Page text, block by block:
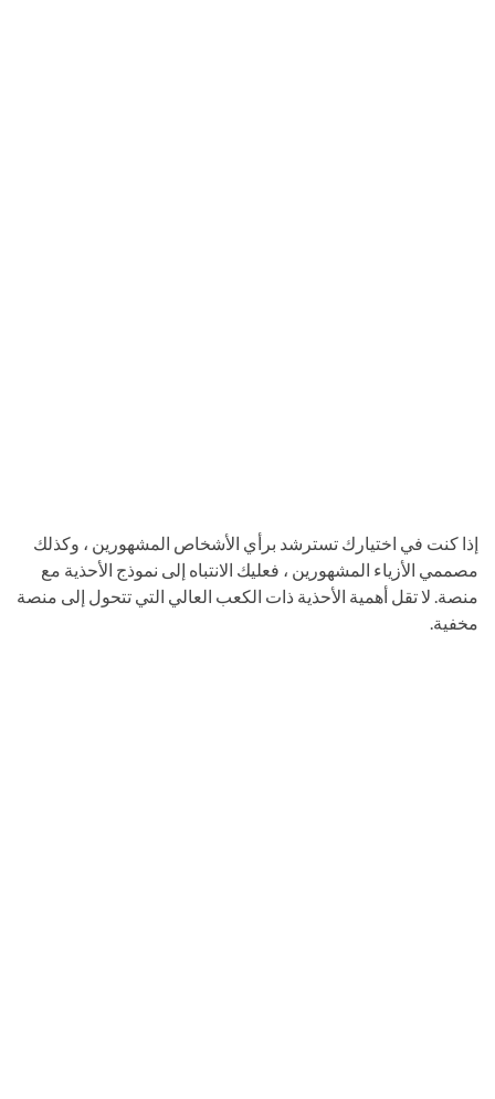
إذا كنت في اختيارك تسترشد برأي الأشخاص المشهورين ، وكذلك
مصممي الأزياء المشهورين ، فعليك الانتباه إلى نموذج الأحذية مع
منصة. لا تقل أهمية الأحذية ذات الكعب العالي التي تتحول إلى منصة
مخفية.